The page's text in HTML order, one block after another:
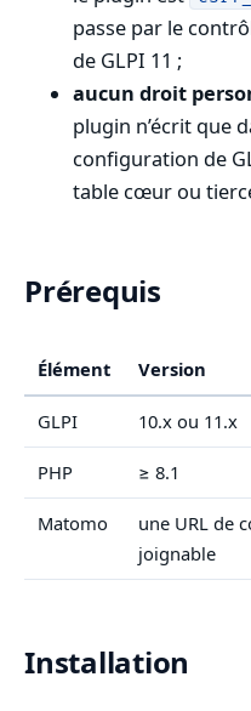
passe par le
de GLPI 11 ;
aucun droit
plugin n’écrit que
configuration de
table cœur ou
Prérequis
Élément Version
GLPI 10.x ou 11.x
PHP ≥ 8.1
Matomo
une URL de
joignable
Installation